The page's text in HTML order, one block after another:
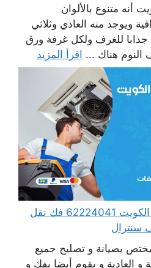
أنه متنوع بالألوان
ويوجد منه العادي وثلاثي
جذابا للغرف ولكل غرفة ورق
النوم هناك ... اقرأ المزيد
فني تكييف مركزي هندي الكويت 62224041 فك نقل
سنترال
بصيانة و تصليح جميع
و العادية و يقوم أيضا بفك و